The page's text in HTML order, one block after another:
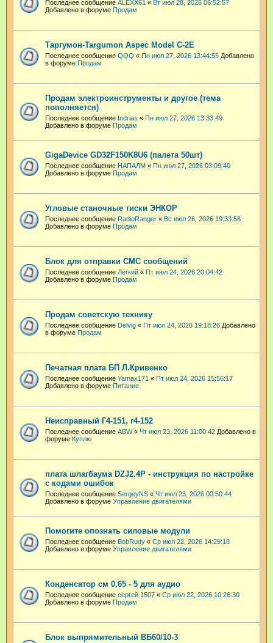
Последнее сообщение ALEXX61 « Вт июл 28, 2026 06:52:57
Добавлено в форуме Продам
Таргумон-Targumon Aspec Model C-2E
Последнее сообщение QQQ « Пн июл 27, 2026 13:44:55 Добавлено
в форуме Продам
Продам электроинструменты и другое (тема
пополняется)
Последнее сообщение Indrias « Пн июл 27, 2026 13:33:49
Добавлено в форуме Продам
GigaDevice GD32F150K8U6 (палета 50шт)
Последнее сообщение НАПАЛМ « Пн июл 27, 2026 03:09:40
Добавлено в форуме Продам
Угловые станочные тиски ЭНКОР
Последнее сообщение RadioRanger « Вс июл 26, 2026 19:33:58
Добавлено в форуме Продам
Блок для отправки СМС сообщений
Последнее сообщение Лёгкий « Пт июл 24, 2026 20:04:42
Добавлено в форуме Продам
Продам советскую технику
Последнее сообщение Delvig « Пт июл 24, 2026 19:18:26 Добавлено
в форуме Продам
Печатная плата БП Л.Кривенко
Последнее сообщение Yamax171 « Пт июл 24, 2026 15:56:17
Добавлено в форуме Питание
Неисправный Г4-151, г4-152
Последнее сообщение ABW« Чт июл 23, 2026 11:00:42 Добавлено в
форуме Куплю
плата шлагбаума DZJ2.4P - инструкция по настройке
с кодами ошибок
Последнее сообщение SergeyNS « Чт июл 23, 2026 00:50:44
Добавлено в форуме Управление двигателями
Помогите опознать силовые модули
Последнее сообщение BobRudy « Ср июл 22, 2026 14:29:18
Добавлено в форуме Управление двигателями
Конденсатор см 0,65 - 5 для аудио
Последнее сообщение сергей 1507 « Ср июл 22, 2026 10:26:30
Добавлено в форуме Продам
Блок выпрямительный ВБ60/10-3